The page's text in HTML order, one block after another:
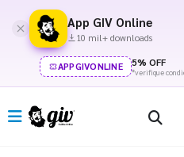
App GIV Online
10 mil+ downloads
APPGIVONLINE 5% OFF
*verifique